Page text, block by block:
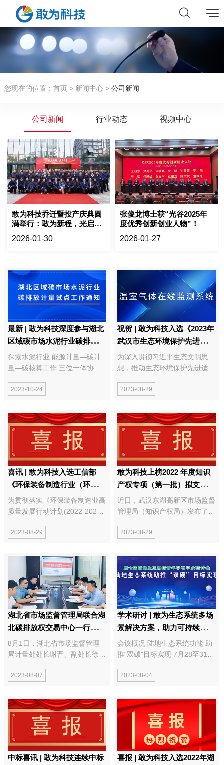
您现在的位置： 首页> 新闻中心> 公司新闻
公司新闻 行业动态 视频中心
敢为科技乔迁暨投产庆典圆
满举行：敢为新程，光启未
2026-01-30
张俊龙博士获“光谷2025年
度优秀创新创业人物”！
2026-01-27
最新 | 敢为科技深度参与湖北
区域碳市场水泥行业碳排放计
量试点工作
探索水泥行业 能源计量—碳计
量—碳核算工作 三位一体协同
理局办公室印发《湖北区域碳市
方案》的通知，敢为科技联合湖
北碳...
2023-10-24
祝贺 | 敢为科技入选《2023年
武汉市生态环境保护先进适用
技术指导目录》
为深入贯彻习近平生态文明思
想，推动生态环境保护先进适用
市生态环境保护提供技术支撑，
市生态环境保护先进适用技术指
导目录》，并在全市范围内公开
征集生态环境...
2023-08-29
喜讯 | 敢为科技入选工信部
《环保装备制造行业（环境监
测仪器）规范条件》企业名单
为贯彻落实《环保装备制造业高
质量发展行动计划(2022-2025
质量发展，促进行业技术创新，
工业和信息化部公示“2023年符
合环保装备制造业规范条件企业
名单”，在大气...
2023-08-29
敢为科技上榜2022 年度知识
产权专项（第一批）拟支持单
位名单
近日，武汉东湖高新区市场监督
管理局（知识产权局）发布了
一批）拟支持单位名单，武汉敢
第三方审核、复核、征求相关部
门意见等程序，获得专利信息利
用补贴10.5万元。 ...
2023-08-29
湖北省市场监督管理局联合湖
北碳排放权交易中心一行调研
敢为科技
8月1日，湖北省市场监督管理
局计量处处长谢晋、副处长徐冬
副书记、总经理何昌福等一行莅
并开展“计量服务中小企业行”，
针对湖北省碳计量发展，尤其是
仪器仪表...
2023-08-07
学术研讨 | 敢为生态系统多场
景解决方案，助力可持续生态
学繁荣发展
会议概况 陆地生态系统功能 助
推“双碳”目标实现 7月28至31
学者学术研讨会”在西藏自治区
青年生态学者联盟发起，中国科
学...
2023-08-04
中标喜讯 | 敢为科技连续中标
喜报 | 敢为科技入选2022年湖